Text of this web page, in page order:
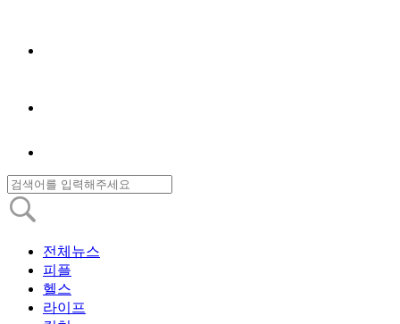
전체뉴스
피플
헬스
라이프